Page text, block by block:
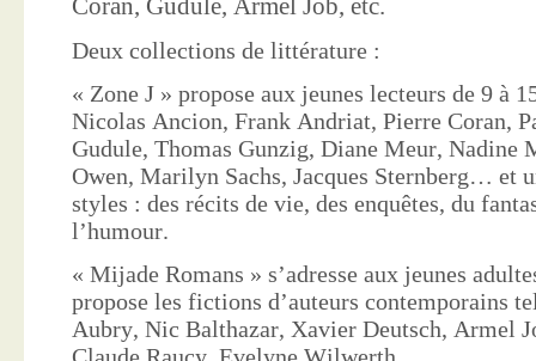
Coran, Gudule, Armel Job, etc.
Deux collections de littérature :
« Zone J » propose aux jeunes lecteurs de 9 à
Nicolas Ancion, Frank Andriat, Pierre Coran,
Gudule, Thomas Gunzig, Diane Meur, Nadine
Owen, Marilyn Sachs, Jacques Sternberg… et
styles : des récits de vie, des enquêtes, du
l’humour.
« Mijade Romans » s’adresse aux jeunes
propose les fictions d’auteurs contemporains
Aubry, Nic Balthazar, Xavier Deutsch, Armel